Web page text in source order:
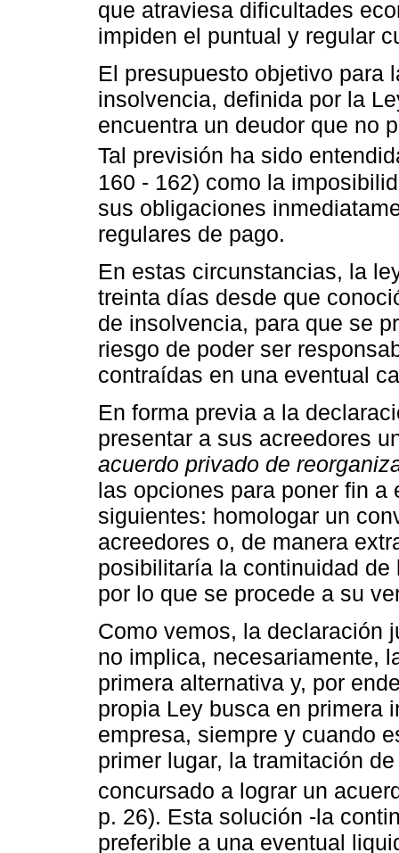
que atraviesa dificultades
impiden el puntual y regular
El presupuesto objetivo para
insolvencia, definida por la
encuentra un deudor que no
Tal previsión ha sido
160 - 162) como la
sus obligaciones
regulares de pago.
En estas circunstancias, la
treinta días desde que
de insolvencia, para que se
riesgo de poder ser
contraídas en una eventual
En forma previa a la
presentar a sus acreedores
acuerdo privado de
las opciones para poner fin
siguientes: homologar un
acreedores o, de manera
posibilitaría la continuidad
por lo que se procede a su
Como vemos, la declaración
no implica, necesariamente,
primera alternativa y, por
propia Ley busca en primera
empresa, siempre y cuando
primer lugar, la tramitación
concursado a lograr un
p. 26). Esta solución -la
preferible a una eventual